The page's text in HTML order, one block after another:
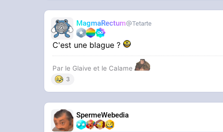
MagmaRectum Tetarte
C'est une blague ?
Par le Glaive et le Calame
3
SpermeWebedia